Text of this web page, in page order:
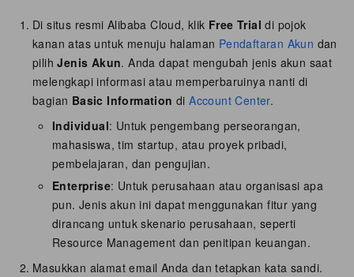
Di situs resmi Alibaba Cloud, klik Free Trial di pojok
kanan atas untuk menuju halaman Pendaftaran Akun dan
pilihJenis Akun. Anda dapat mengubah jenis akun saat
melengkapi informasi atau memperbaruinya nanti di
bagian Basic Information diAccount Center.
Individual: Untuk pengembang perseorangan,
mahasiswa, tim startup, atau proyek pribadi,
pembelajaran, dan pengujian.
Enterprise: Untuk perusahaan atau organisasi apa
pun. Jenis akun ini dapat menggunakan fitur yang
dirancang untuk skenario perusahaan, seperti
Resource Management dan penitipan keuangan.
Masukkan alamat email Anda dan tetapkan kata sandi.